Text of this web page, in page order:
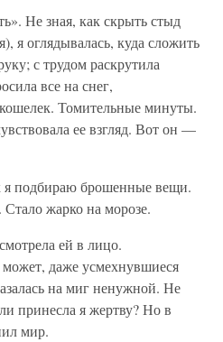
Не зная, как скрыть стыд
я оглядывалась, куда сложить
с трудом раскрутила
все на снег,
Томительные минуты.
ее взгляд. Вот он —
я подбираю брошенные вещи.
жарко на морозе.
ей в лицо.
даже усмехнувшиеся
на миг ненужной. Не
принесла я жертву? Но в
мир.